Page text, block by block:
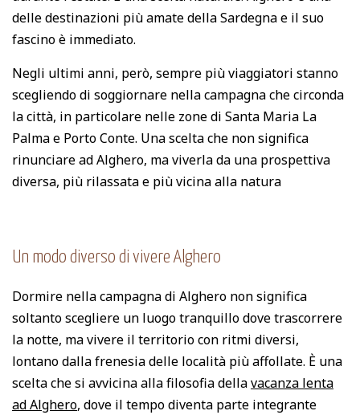
delle destinazioni più amate della Sardegna e il suo
fascino è immediato.
Negli ultimi anni, però, sempre più viaggiatori stanno
scegliendo di soggiornare nella campagna che circonda
la città, in particolare nelle zone di Santa Maria La
Palma e Porto Conte. Una scelta che non significa
rinunciare ad Alghero, ma viverla da una prospettiva
diversa, più rilassata e più vicina alla natura
Un modo diverso di vivere Alghero
Dormire nella campagna di Alghero non significa
soltanto scegliere un luogo tranquillo dove trascorrere
la notte, ma vivere il territorio con ritmi diversi,
lontano dalla frenesia delle località più affollate. È una
scelta che si avvicina alla filosofia dellavacanza lenta
ad Alghero, dove il tempo diventa parte integrante